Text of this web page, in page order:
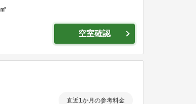
㎡
空室確認
直近1か月の参考料金